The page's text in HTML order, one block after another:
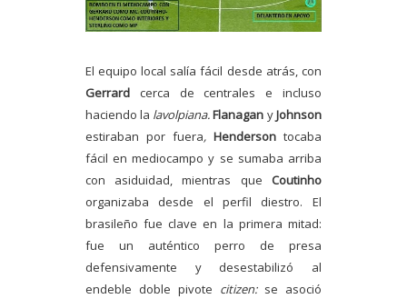
El equipo local salía fácil desde atrás, con
Gerrard cerca de centrales e incluso
haciendo la lavolpiana.Flanagan yJohnson
estiraban por fuera, Hendersontocaba
fácil en mediocampo y se sumaba arriba
con asiduidad, mientras que Coutinho
organizaba desde el perfil diestro. El
brasileño fue clave en la primera mitad:
fue un auténtico perro de presa
defensivamente y desestabilizó al
endeble doble pivote citizen: se asoció